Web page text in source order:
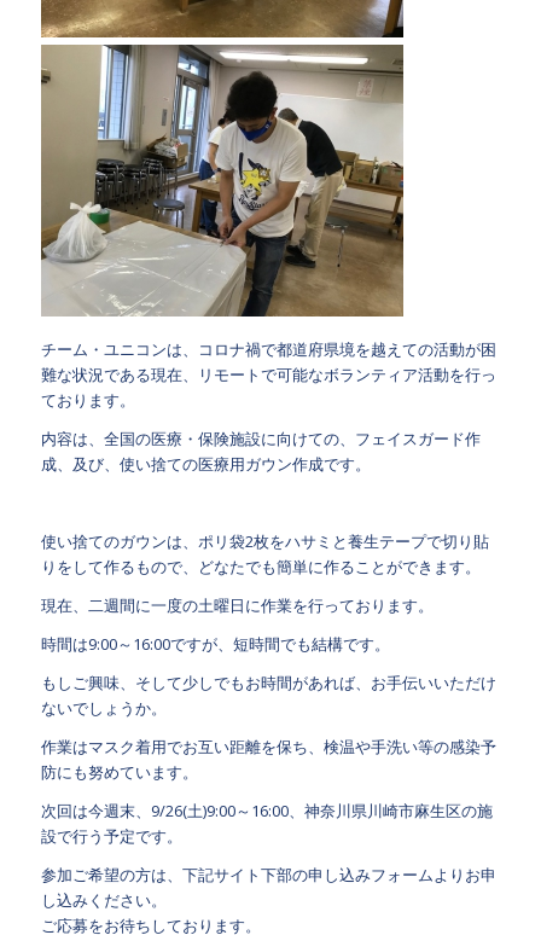
チーム・ユニコンは、コロナ禍で都道府県境を越えての活動が困
難な状況である現在、リモートで可能なボランティア活動を行っ
ております。
内容は、全国の医療・保険施設に向けての、フェイスガード作
成、及び、使い捨ての医療用ガウン作成です。
使い捨てのガウンは、ポリ袋2枚をハサミと養生テープで切り貼
りをして作るもので、どなたでも簡単に作ることができます。
現在、二週間に一度の土曜日に作業を行っております。
時間は9:00～16:00ですが、短時間でも結構です。
もしご興味、そして少しでもお時間があれば、お手伝いいただけ
ないでしょうか。
作業はマスク着用でお互い距離を保ち、検温や手洗い等の感染予
防にも努めています。
次回は今週末、9/26(土)9:00～16:00、神奈川県川崎市麻生区の施
設で行う予定です。
参加ご希望の方は、下記サイト下部の申し込みフォームよりお申
し込みください。
ご応募をお待ちしております。